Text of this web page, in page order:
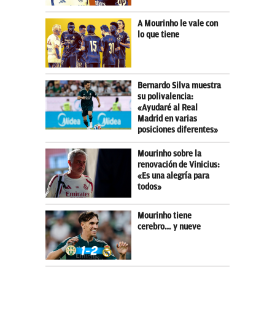
A Mourinho le vale con
lo que tiene
Bernardo Silva muestra
su polivalencia:
«Ayudaré al Real
Madrid en varias
posiciones diferentes»
Mourinho sobre la
renovación de Vinicius:
«Es una alegría para
todos»
Mourinho tiene
cerebro… y nueve